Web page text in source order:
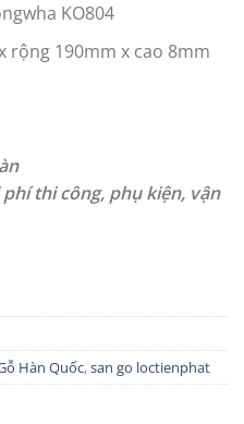
KO804
rộng 190mm x cao 8mm
thi công, phụ kiện, vận
Hàn Quốc,san go loctienphat